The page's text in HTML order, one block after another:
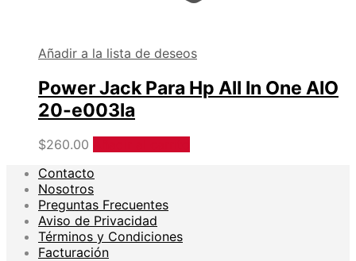
Añadir a la lista de deseos
Power Jack Para Hp All In One AIO
20-e003la
$260.00
Contacto
Nosotros
Preguntas Frecuentes
Aviso de Privacidad
Términos y Condiciones
Facturación